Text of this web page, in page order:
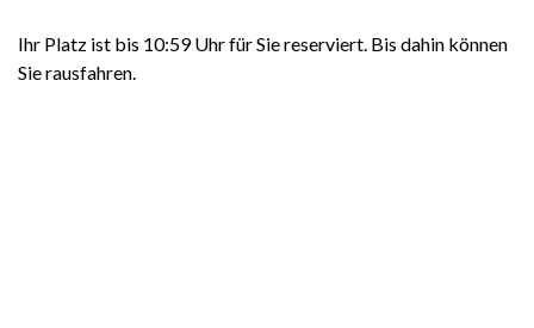
Ihr Platz ist bis 10:59 Uhr für Sie reserviert. Bis dahin können
Sie rausfahren.